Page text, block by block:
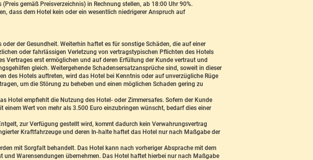
gemäß Preisverzeichnis) in Rechnung stellen, ab 18:00 Uhr 90%.
dass dem Hotel kein oder ein wesentlich niedrigerer Anspruch auf
der Gesundheit. Weiterhin haftet es für sonstige Schäden, die auf einer
oder fahrlässigen Verletzung von vertragstypischen Pflichten des Hotels
erst ermöglichen und auf deren Erfüllung der Kunde vertraut und
gleich. Weitergehende Schadensersatzansprüche sind, soweit in dieser
des Hotels auftreten, wird das Hotel bei Kenntnis oder auf unverzügliche Rüge
um die Störung zu beheben und einen möglichen Schaden gering zu
Hotel empfiehlt die Nutzung des Hotel- oder Zimmersafes. Sofern der Kunde
Wert von mehr als 3.500 Euro einzubringen wünscht, bedarf dies einer
zur Verfügung gestellt wird, kommt dadurch kein Verwahrungsvertrag
Kraftfahrzeuge und deren In-halte haftet das Hotel nur nach Maßgabe der
mit Sorgfalt behandelt. Das Hotel kann nach vorheriger Absprache mit dem
Warensendungen übernehmen. Das Hotel haftet hierbei nur nach Maßgabe